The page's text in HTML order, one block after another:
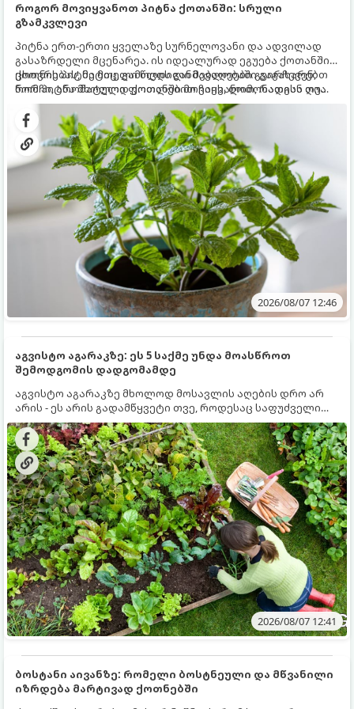
როგორ მოვიყვანოთ პიტნა ქოთანში: სრული
გზამკვლევი
პიტნა ერთ-ერთი ყველაზე სურნელოვანი და ადვილად
გასაზრდელი მცენარეა. ის იდეალურად ეგუება ქოთანში
ცხოვრებას, მეტიც, გამოცდილი მებაღეები გვირჩევენ,
რომ პიტნა მხოლოდ ქოთანში მოვიყვანოთ, რადგან ღია
გრუნტში (ბაღში) დარგვისას ის ფესვებით ძალიან
სწრაფად ვრცელდება და სხვა მცენარეებს ავიწროებს.
ქოთნის პიტნა მთელი წლის განმავლობაში გაგახარებთ
ნორჩი, არომატული ფოთლებით ჩაის, ლიმონათისა თუ
კერძებისთვის.
2026/08/07 12:46
აგვისტო აგარაკზე: ეს 5 საქმე უნდა მოასწროთ
შემოდგომის დადგომამდე
აგვისტო აგარაკზე მხოლოდ მოსავლის აღების დრო არ
არის - ეს არის გადამწყვეტი თვე, როდესაც საფუძველი
ეყრება მომავალი წლის მოსავალს და ბაღი მზადდება
შემოდგომა-ზამთრის სეზონისთვის. იმისათვის, რომ
ნიადაგმა ენერგია აღიდგინოს, ხოლო მცენარეებმა
ზამთარს გაუძლონ, აგვისტოს ბოლომდე 5
მნიშვნელოვანი საქმის გაკეთება უნდა მოასწროთ:
2026/08/07 12:41
ბოსტანი აივანზე: რომელი ბოსტნეული და მწვანილი
იზრდება მარტივად ქოთნებში